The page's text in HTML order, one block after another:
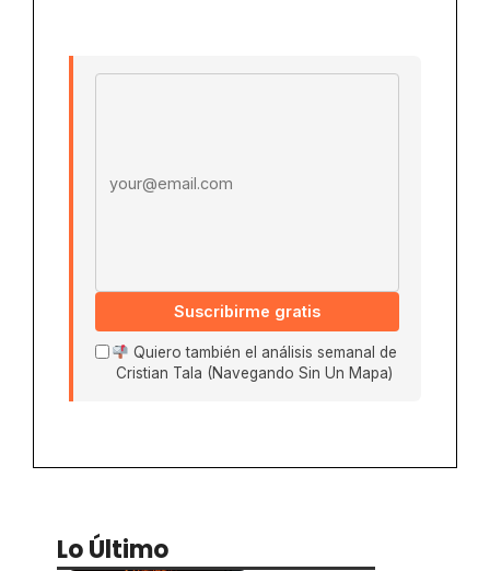
Suscribirme gratis
Quiero también el análisis semanal de
Cristian Tala (Navegando Sin Un Mapa)
Lo Último